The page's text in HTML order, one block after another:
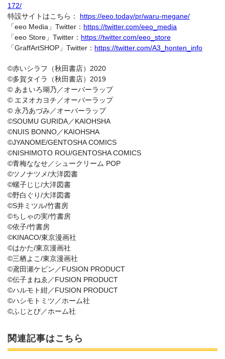
172/
特設サイトはこちら： https://eeo.today/pr/waru-megane/
「eeo Media」Twitter： https://twitter.com/eeo_media
「eeo Store」Twitter： https://twitter.com/eeo_store
「GraffArtSHOP」Twitter： https://twitter.com/A3_honten_info
©赤いシラフ（秋田書店）2020
©多賀タイラ（秋田書店）2019
© あまいろ瑚乃／オーバーラップ
© エヌオカヨチ／オーバーラップ
© 永乃あづみ／オーバーラップ
©SOUMU GURIDA／KAIOHSHA
©NUIS BONNO／KAIOHSHA
©JYANOME/GENTOSHA COMICS
©NISHIMOTO ROU/GENTOSHA COMICS
©青梅ななせ／シュークリーム POP
©ツノナツメ/大洋図書
©螺子じじ/大洋図書
©野白ぐり/大洋図書
©S井ミツル/竹書房
©ちしゃの実/竹書房
©依子/竹書房
©KINACO/東京漫画社
©はかた/東京漫画社
©三栖よこ/東京漫画社
©鳶田瀬ケビン／FUSION PRODUCT
©伝子まねゑ／FUSION PRODUCT
©ハルモト紺／FUSION PRODUCT
©ハシモトミツ／ホーム社
©ふじとび／ホーム社
関連記事はこちら